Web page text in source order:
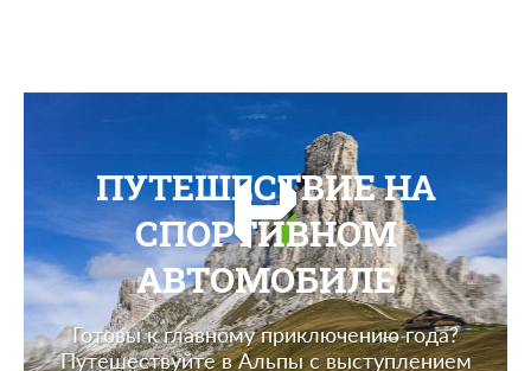
ПУТЕШЕСТВИЕ НА
СПОРТИВНОМ
АВТОМОБИЛЕ
Готовы к главному приключению года?
Путешествуйте в Альпы с выступлением